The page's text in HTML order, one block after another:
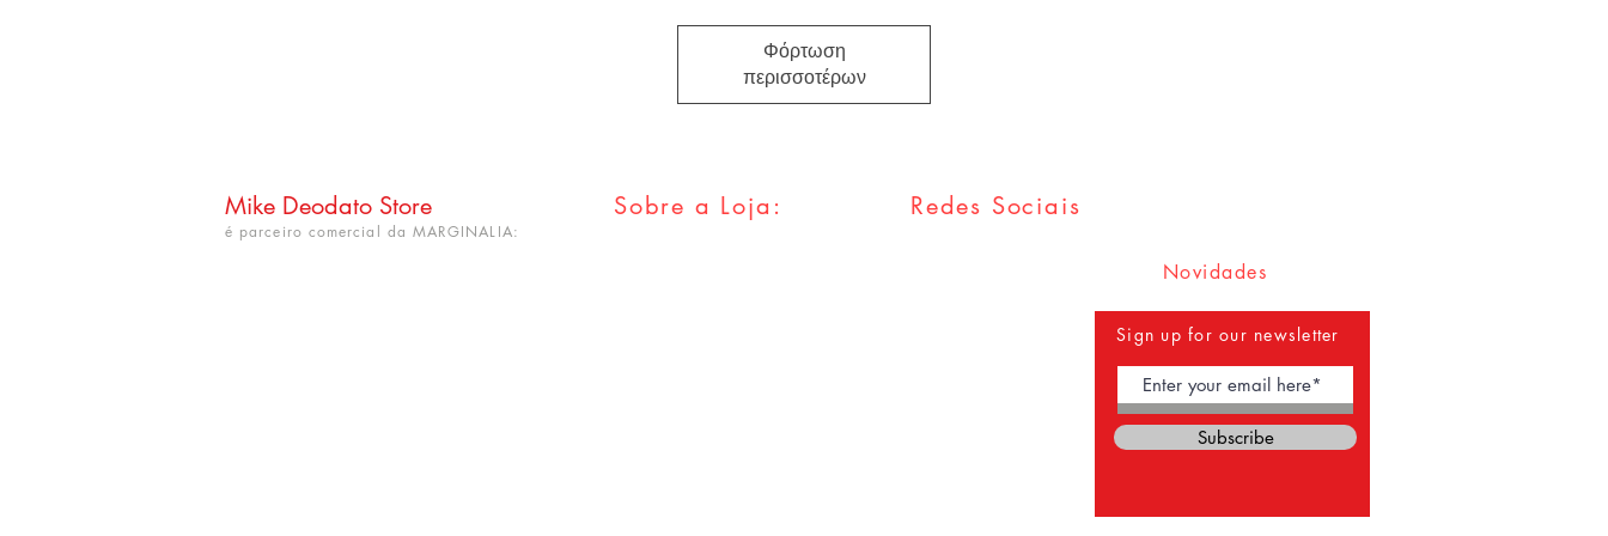
Φόρτωση
περισσοτέρων
Mike Deodato Store
é parceiro comercial da MARGINALIA:
Sobre a Loja: Redes Sociais
Novidades
Sign up for our newsletter
Subscribe